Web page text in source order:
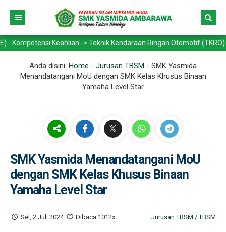
Keahlian -> Teknik Kendaraan Ringan Otomotif (TKRO) -
Anda disini :Home - Jurusan TBSM - SMK Yasmida
Menandatangani MoU dengan SMK Kelas Khusus Binaan
Yamaha Level Star
SMK Yasmida Menandatangani MoU
dengan SMK Kelas Khusus Binaan
Yamaha Level Star
Sel, 2 Juli 2024 Dibaca 1012x Jurusan TBSM /TBSM